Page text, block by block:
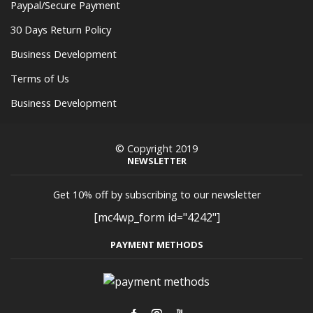
Paypal/Secure Payment
30 Days Return Policy
Business Development
Terms of Us
Business Development
© Copyright 2019
NEWSLETTER
Get 10% off by subscribing to our newsletter
[mc4wp_form id="4242"]
PAYMENT METHODS